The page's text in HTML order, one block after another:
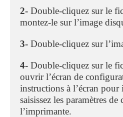
2- Double-cliquez sur le
montez-le sur l’image
3- Double-cliquez sur
4- Double-cliquez sur le
ouvrir l’écran de
instructions à l’écran
saisissez les paramètres
l’imprimante.